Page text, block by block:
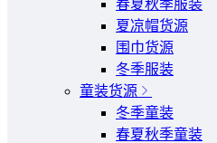
春夏秋季服装
夏凉帽货源
围巾货源
冬季服装
童装货源
冬季童装
春夏秋季童装